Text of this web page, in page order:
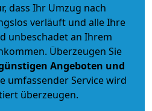
dass Ihr Umzug nach
verläuft und alle Ihre
unbeschadet an Ihrem
Überzeugen Sie
Angeboten und
umfassender Service wird
überzeugen.